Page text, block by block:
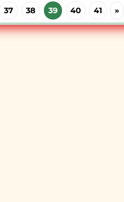
37 38 39 40 41 »